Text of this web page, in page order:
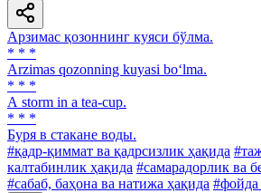
Арзимас қозоннинг куяси бўлма.
* * *
Arzimas qozonning kuyasi bo‘lma.
* * *
А storm in a tea-cup.
* * *
Буря в стакане воды.
#қадр-қиммат ва қадрсизлик ҳақида
калтабинлик ҳақида #самарадорлик ва
#сабаб, баҳона ва натижа ҳақида #фойда